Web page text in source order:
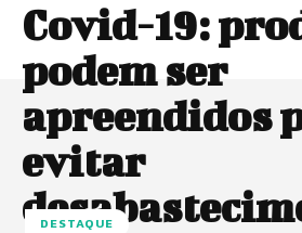
Covid-19:
podem ser
apreendidos
evitar
DESTAQUE